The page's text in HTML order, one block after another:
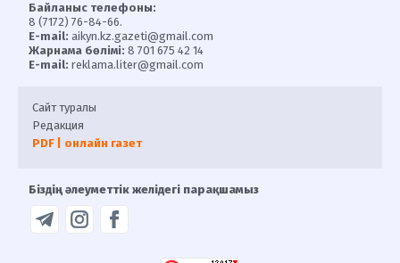
Байланыс телефоны:
8 (7172) 76-84-66.
E-mail: aikyn.kz.gazeti@gmail.com
Жарнама бөлімі: 8 701 675 42 14
E-mail: reklama.liter@gmail.com
Сайт туралы
Редакция
PDF | онлайн газет
Біздің әлеуметтік желідегі парақшамыз